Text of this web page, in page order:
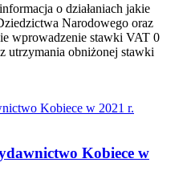
o działaniach jakie
Narodowego oraz
wprowadzenie stawki VAT 0
utrzymania obniżonej stawki
Kobiece w